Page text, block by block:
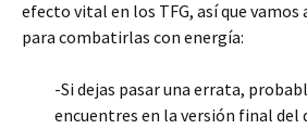
efecto vital en los TFG, así que
para combatirlas con energía:
-Si dejas pasar una errata,
encuentres en la versión final